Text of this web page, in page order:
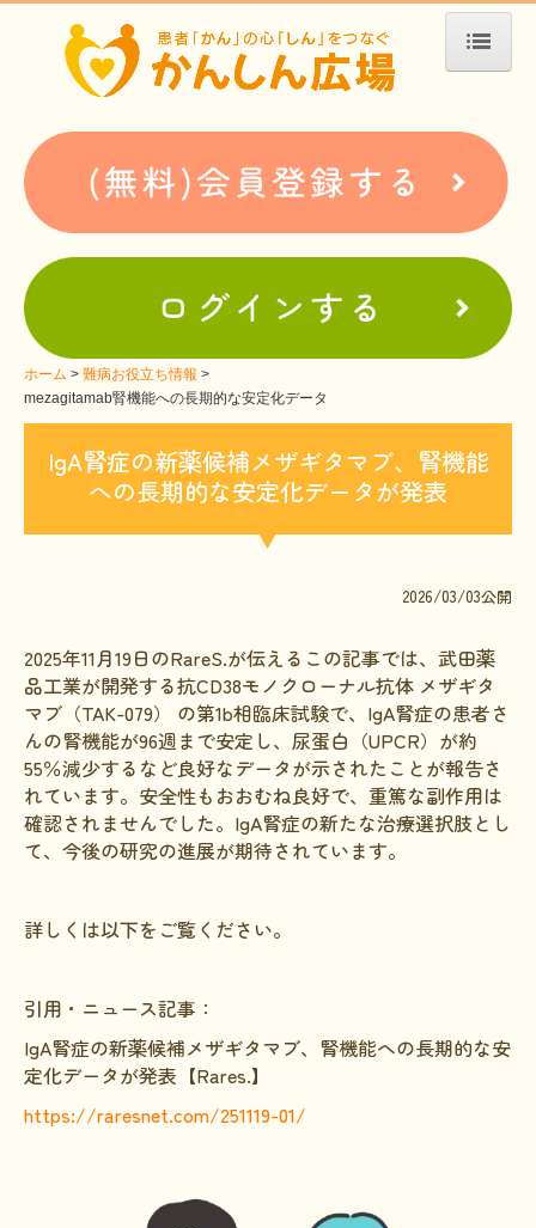
ホーム
患者会・支援団体紹介
疾患別検索
疾患分類検索
支援中ホームページ一例
患者会紹介
生活に関するコラム
就労に関するコラム
お金に関するコラム
難病の日
病気と生きる広場
医療従事者へのインタビュー
社会保障制度
難病研究班の情報発信
HAM研究班
ホーム
難病お役立ち情報
mezagitamab腎機能への長期的な安定化データ
IgA腎症の新薬候補メザギタマブ、腎機能
への長期的な安定化データが発表
2026/03/03公開
2025年11月19日のRareS.が伝えるこの記事では、武田薬
品工業が開発する抗CD38モノクローナル抗体 メザギタ
マブ（TAK-079） の第1b相臨床試験で、IgA腎症の患者さ
んの腎機能が96週まで安定し、尿蛋白（UPCR）が約
55％減少するなど良好なデータが示されたことが報告さ
れています。安全性もおおむね良好で、重篤な副作用は
確認されませんでした。IgA腎症の新たな治療選択肢とし
て、今後の研究の進展が期待されています。
詳しくは以下をご覧ください。
引用・ニュース記事：
IgA腎症の新薬候補メザギタマブ、腎機能への長期的な安
定化データが発表【Rares.】
https://raresnet.com/251119-01/